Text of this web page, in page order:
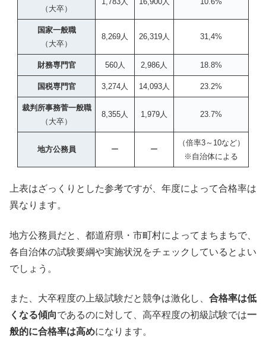
（大卒）
国家一般職
（大卒）
8,269人 26,319人 31,4%
財務専門官 560人 2,986人 18.8%
国税専門官 3,274人 14,093人 23.2%
裁判所事務菅一般職
（大卒）
8,355人 1,979人 23.7%
地方公務員 ー ー
（倍率3～10など）
※自治体による
上表はざっくりとした参考ですが、年度によって合格率は
異なります。
地方公務員だと、都道府県・市町村によってまちまちで、
各自治体の試験要綱や実施状況をチェックしているとよい
でしょう。
また、大卒程度の上級試験だと競争は激化し、 合格率は低
くなる傾向であるのに対して、高卒程度の初級試験では一
般的に合格率は高めになります。